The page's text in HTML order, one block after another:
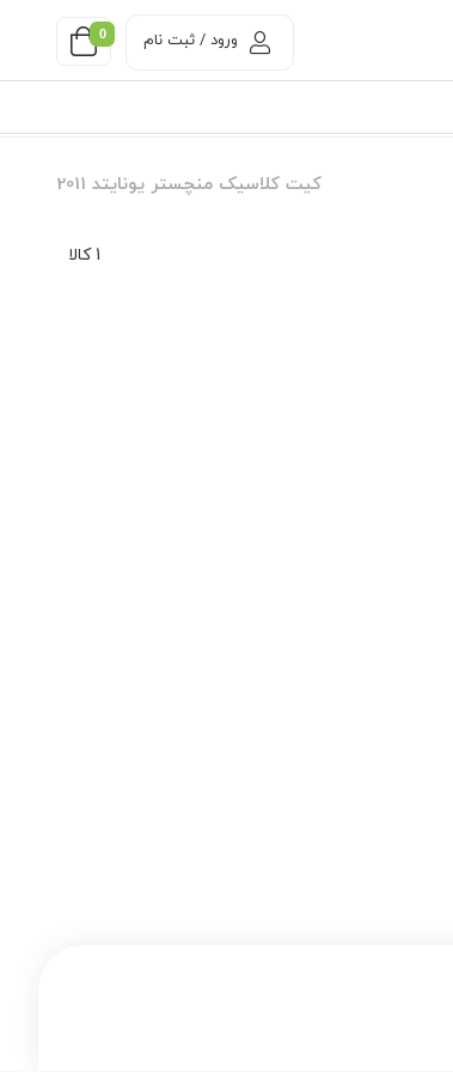
0 ورود / ثبت نام
کیت کلاسیک منچستر یونایتد 2011
1 کالا